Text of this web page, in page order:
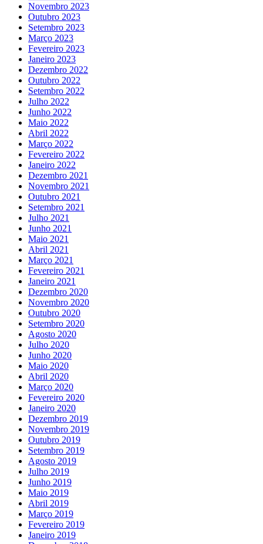
Novembro 2023
Outubro 2023
Setembro 2023
Março 2023
Fevereiro 2023
Janeiro 2023
Dezembro 2022
Outubro 2022
Setembro 2022
Julho 2022
Junho 2022
Maio 2022
Abril 2022
Março 2022
Fevereiro 2022
Janeiro 2022
Dezembro 2021
Novembro 2021
Outubro 2021
Setembro 2021
Julho 2021
Junho 2021
Maio 2021
Abril 2021
Março 2021
Fevereiro 2021
Janeiro 2021
Dezembro 2020
Novembro 2020
Outubro 2020
Setembro 2020
Agosto 2020
Julho 2020
Junho 2020
Maio 2020
Abril 2020
Março 2020
Fevereiro 2020
Janeiro 2020
Dezembro 2019
Novembro 2019
Outubro 2019
Setembro 2019
Agosto 2019
Julho 2019
Junho 2019
Maio 2019
Abril 2019
Março 2019
Fevereiro 2019
Janeiro 2019